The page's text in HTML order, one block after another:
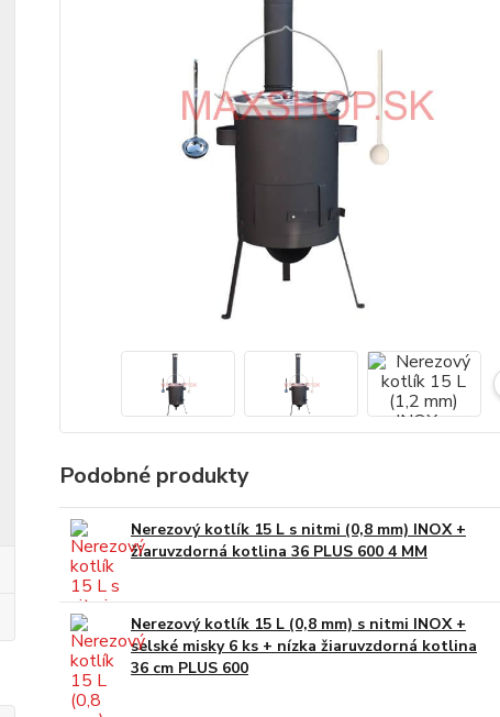
Podobné produkty
Nerezový kotlík 15 L s nitmi (0,8 mm) INOX +
žiaruvzdorná kotlina 36 PLUS 600 4 MM
Nerezový kotlík 15 L (0,8 mm) s nitmi INOX +
selské misky 6 ks + nízka žiaruvzdorná kotlina
36 cm PLUS 600